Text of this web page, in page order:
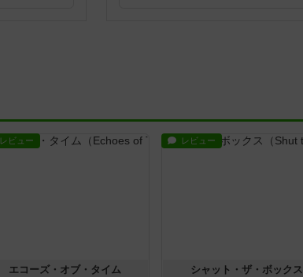
レビュー
エコーズ・オブ・タイム
レビュー
シャット・ザ・ボックス